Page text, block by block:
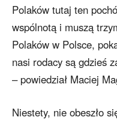
Polaków tutaj ten
wspólnotą i muszą
Polaków w Polsce,
nasi rodacy są gdzieś
– powiedział Maciej
Niestety, nie obeszło